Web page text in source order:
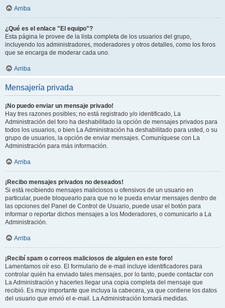
Arriba
¿Qué es el enlace "El equipo"?
Esta página le provee de la lista completa de los usuarios del grupo,
incluyendo los administradores, moderadores y otros detalles, como los foros
que se encarga de moderar cada uno.
Arriba
Mensajería privada
¡No puedo enviar un mensaje privado!
Hay tres razones posibles; no está registrado y/o identificado, La
Administración del foro ha deshabilitado la opción de mensajes privados para
todos los usuarios, o bien La Administración ha deshabilitado para usted, o su
grupo de usuarios, la opción de enviar mensajes. Comuníquese con La
Administración para más información.
Arriba
¡Recibo mensajes privados no deseados!
Si está recibiendo mensajes maliciosos u ofensivos de un usuario en
particular, puede bloquearlo para que no le pueda enviar mensajes dentro de
las opciones del Panel de Control de Usuario, puede usar el botón para
informar o reportar dichos mensajes a los Moderadores, o comunicarlo a La
Administración.
Arriba
¡Recibí spam o correos maliciosos de alguien en este foro!
Lamentamos oír eso. El formulario de e-mail incluye identificadores para
controlar quién ha enviado tales mensajes, por lo tanto, puede contactar con
La Administración y hacerles llegar una copia completa del mensaje que
recibió. Es muy importante que incluya la cabecera, ya que contiene los datos
del usuario que envió el e-mail. La Administración tomará medidas.